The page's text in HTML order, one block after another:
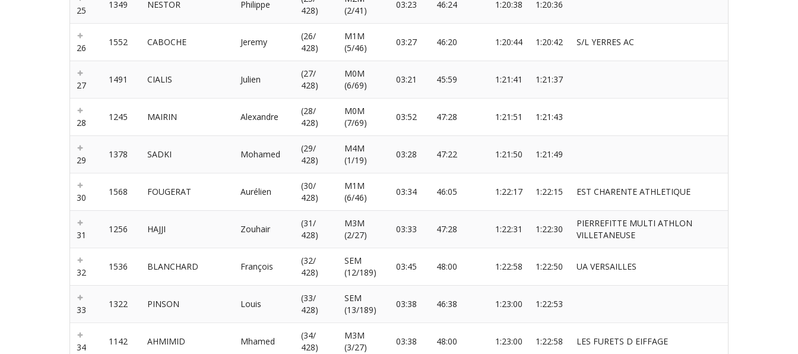
25
1349 NESTOR Philippe
428)
(2/41)
03:23 46:24 1:20:38 1:20:36
26
1552 CABOCHE Jeremy
(26/
428)
M1M
(5/46)
03:27 46:20 1:20:44 1:20:42 S/L YERRES AC
27
1491 CIALIS Julien
(27/
428)
M0M
(6/69)
03:21 45:59 1:21:41 1:21:37
28
1245 MAIRIN Alexandre
(28/
428)
M0M
(7/69)
03:52 47:28 1:21:51 1:21:43
29
1378 SADKI Mohamed
(29/
428)
M4M
(1/19)
03:28 47:22 1:21:50 1:21:49
30
1568 FOUGERAT Aurélien
(30/
428)
M1M
(6/46)
03:34 46:05 1:22:17 1:22:15 EST CHARENTE ATHLETIQUE
31
1256 HAJJI Zouhair
(31/
428)
M3M
(2/27)
03:33 47:28 1:22:31 1:22:30
PIERREFITTE MULTI ATHLON
VILLETANEUSE
32
1536 BLANCHARD François
(32/
428)
SEM
(12/189)
03:45 48:00 1:22:58 1:22:50 UA VERSAILLES
33
1322 PINSON Louis
(33/
428)
SEM
(13/189)
03:38 46:38 1:23:00 1:22:53
34
1142 AHMIMID Mhamed
(34/
428)
M3M
(3/27)
03:38 48:00 1:23:00 1:22:58 LES FURETS D EIFFAGE